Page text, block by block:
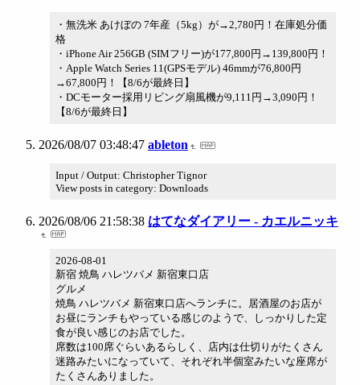
・無洗米 あけぼの 7年産（5kg）が→2,780円！在庫処分価
格
・iPhone Air 256GB (SIMフリー)が177,800円→139,800円！
・Apple Watch Series 11(GPSモデル) 46mmが76,800円
→67,800円！【8/6が最終日】
・DCモーター採用リビング扇風機が9,111円→3,090円！
【8/6が最終日】
2026/08/07 03:48:47 ableton
Input / Output: Christopher Tignor
View posts in category: Downloads
2026/08/06 21:58:38 はてなダイアリー - カエルニッキ
2026-08-01
新宿 焼鳥 ハレツバメ 新宿東口店
グルメ
焼鳥 ハレツバメ 新宿東口店へランチに。居酒屋のお店が
お昼にランチもやっている感じのようで、しっかりした定
食が良い感じのお店でした。
席数は100席ぐらいあるらしく、店内は仕切りがたくさん
迷路みたいになっていて、それぞれ半個室みたいな座席が
たくさんありました。